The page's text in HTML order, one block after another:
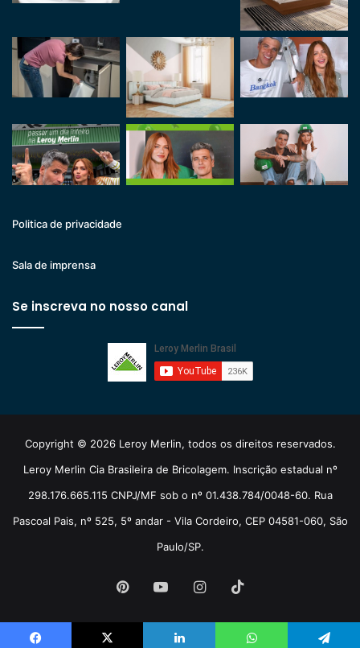
Politica de privacidade
Sala de imprensa
Se inscreva no nosso canal
Copyright © 2026 Leroy Merlin, todos os direitos reservados.
Leroy Merlin Cia Brasileira de Bricolagem. Inscrição estadual nº
298.176.665.115 CNPJ/MF sob o nº 01.438.784/0048-60. Rua
Pascoal Pais, nº 525, 5º andar - Vila Cordeiro, CEP 04581-060, São
Paulo/SP.
PinterestYouTubeInstagram